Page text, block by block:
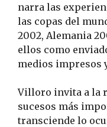
narra las
las copas del
2002, Alemania
ellos como
medios impresos
Villoro invita a la
sucesos más
transciende lo